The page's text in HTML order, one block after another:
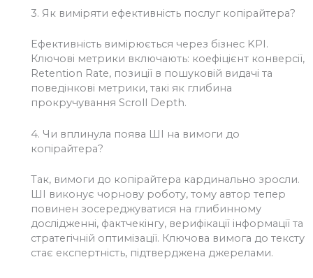
3. Як виміряти ефективність послуг копірайтера?
Ефективність вимірюється через бізнес KPI.
Ключові метрики включають: коефіцієнт конверсії,
Retention Rate, позиції в пошуковій видачі та
поведінкові метрики, такі як глибина
прокручування Scroll Depth.
4. Чи вплинула поява ШІ на вимоги до
копірайтера?
Так, вимоги до копірайтера кардинально зросли.
ШІ виконує чорнову роботу, тому автор тепер
повинен зосереджуватися на глибинному
дослідженні, фактчекінгу, верифікації інформації та
стратегічній оптимізації. Ключова вимога до тексту
стає експертність, підтверджена джерелами.